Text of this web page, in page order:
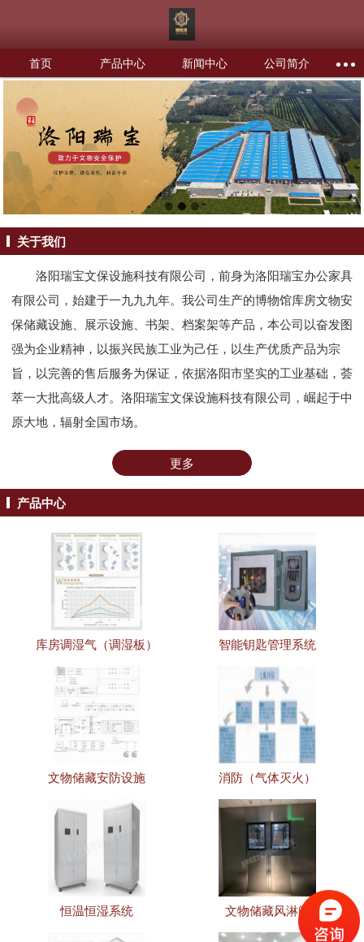
首页 产品中心 新闻中心 公司简介
关于我们
洛阳瑞宝文保设施科技有限公司，前身为洛阳瑞宝办公家具
有限公司，始建于一九九九年。我公司生产的博物馆库房文物安
保储藏设施、展示设施、书架、档案架等产品，本公司以奋发图
强为企业精神，以振兴民族工业为己任，以生产优质产品为宗
旨，以完善的售后服务为保证，依据洛阳市坚实的工业基础，荟
萃一大批高级人才。洛阳瑞宝文保设施科技有限公司，崛起于中
原大地，辐射全国市场。
更多
产品中心
库房调湿气（调湿板） 智能钥匙管理系统
文物储藏安防设施 消防（气体灭火）
恒温恒湿系统 文物储藏风淋间